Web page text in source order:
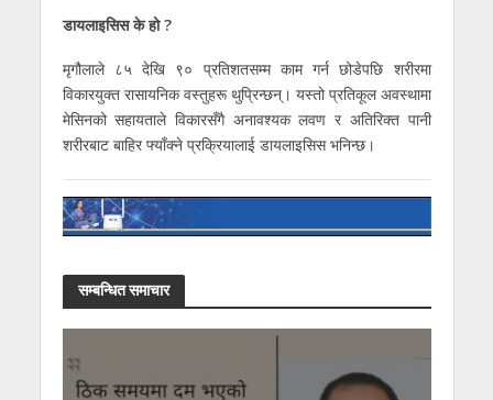
डायलाइसिस के हो ?
मृगौलाले ८५ देखि ९० प्रतिशतसम्म काम गर्न छोडेपछि शरीरमा
विकारयुक्त रासायनिक वस्तुहरू थुप्रिन्छन्। यस्तो प्रतिकूल अवस्थामा
मेसिनको सहायताले विकारसँगै अनावश्यक लवण र अतिरिक्त पानी
शरीरबाट बाहिर फ्याँक्ने प्रक्रियालाई डायलाइसिस भनिन्छ।
सम्बन्धित समाचार